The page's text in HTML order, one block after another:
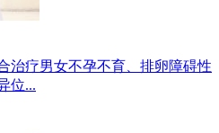
治疗男女不孕不育、排卵障碍性
位...